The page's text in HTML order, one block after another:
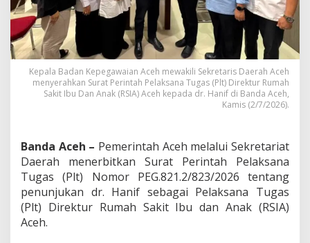
n
i
s
e
b
i
P
l
t
D
i
Kepala Badan Kepegawaian Aceh mewakili Sekretaris Daerah Aceh
menyerahkan Surat Perintah Pelaksana Tugas (Plt) Direktur Rumah
Sakit Ibu Dan Anak (RSIA) Aceh kepada dr. Hanif di Banda Aceh,
Kamis (2/7/2026).
Banda Aceh – Pemerintah Aceh melalui Sekretariat
Daerah menerbitkan Surat Perintah Pelaksana
Tugas (Plt) Nomor PEG.821.2/823/2026 tentang
penunjukan dr. Hanif sebagai Pelaksana Tugas
(Plt) Direktur Rumah Sakit Ibu dan Anak (RSIA)
Aceh.